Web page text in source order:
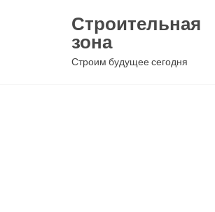
содержимому
Строительная
зона
Строим будущее сегодня